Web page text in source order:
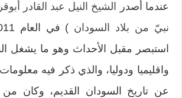
عندما أصدر الشيخ النيل عبد القادر
نبيّ من بلاد السودان
استبصر مقبل الأحداث وهو ما يشغل
واقليميا ودوليا، والذي ذكر فيه
عن تاريخ السودان القديم، وكان